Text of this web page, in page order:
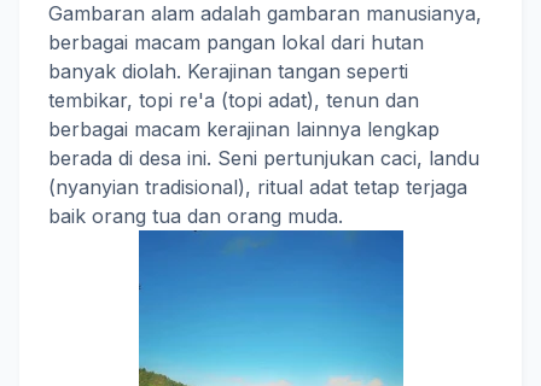
Gambaran alam adalah gambaran manusianya,
berbagai macam pangan lokal dari hutan
banyak diolah. Kerajinan tangan seperti
tembikar, topi re'a (topi adat), tenun dan
berbagai macam kerajinan lainnya lengkap
berada di desa ini. Seni pertunjukan caci, landu
(nyanyian tradisional), ritual adat tetap terjaga
baik orang tua dan orang muda.